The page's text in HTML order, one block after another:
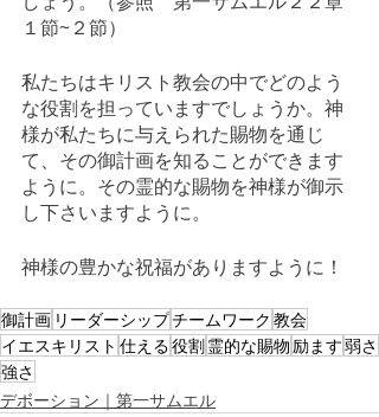
１節~２節）
私たちはキリスト教会の中でどのよう
な役割を担っていますでしょうか。神
様が私たちに与えられた賜物を通じ
て、その御計画を知ることができます
ように。その霊的な賜物を神様が御示
し下さいますように。
神様の豊かな祝福がありますように！
御計画 リーダーシップチームワーク 教会
イエスキリスト 仕える役割霊的な賜物 励ます弱さ
強さ
デボーション｜第一サムエル